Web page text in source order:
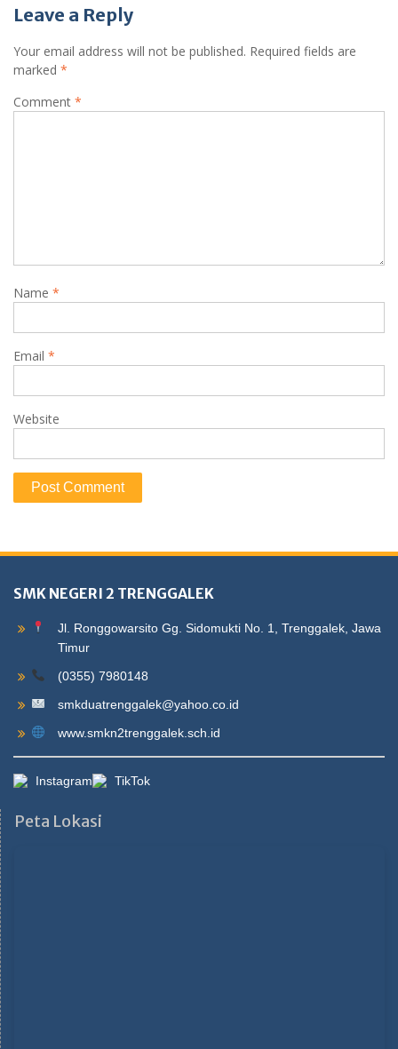
Leave a Reply
Your email address will not be published. Required fields are
marked *
Comment *
Name *
Email *
Website
SMK NEGERI 2 TRENGGALEK
Jl. Ronggowarsito Gg. Sidomukti No. 1, Trenggalek, Jawa
Timur
(0355) 7980148
smkduatrenggalek@yahoo.co.id
www.smkn2trenggalek.sch.id
Instagram TikTok
Peta Lokasi